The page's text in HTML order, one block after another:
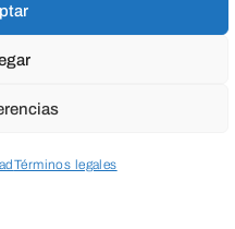
Términos legales